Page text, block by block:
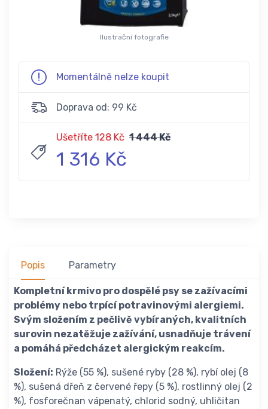
Ilustrační fotografie
Momentálně nelze koupit
Doprava od: 99 Kč
Ušetříte 128 Kč 1 444 Kč
1 316 Kč
Popis Parametry
Kompletní krmivo pro dospělé psy se zažívacími
problémy nebo trpící potravinovými alergiemi.
Svým složením z pečlivě vybíraných, kvalitních
surovin nezatěžuje zažívání, usnadňuje trávení
a pomáhá předcházet alergickým reakcím.
Složení: Rýže (55 %), sušené ryby (28 %), rybí olej (8
%), sušená dřeň z červené řepy (5 %), rostlinný olej (2
%), fosforečnan vápenatý, chlorid sodný, uhličitan